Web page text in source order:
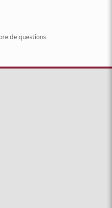
de questions.